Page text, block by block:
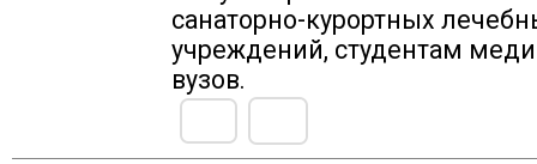
санаторно-курортных
учреждений, студентам
вузов.